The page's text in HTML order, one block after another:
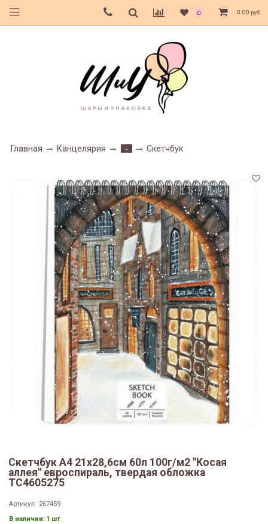
0 0.00 руб
Главная Канцелярия - Скетчбук
Скетчбук А4 21х28,6см 60л 100г/м2 "Косая
аллея" евроспираль, твердая обложка
ТС4605275
Артикул: 267459
В наличии: 1 шт